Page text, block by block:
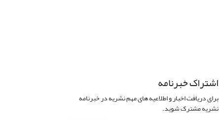
اشتراک خبرنامه
برای دریافت اخبار و اطلاعیه های مهم نشریه در خبرنامه
نشریه مشترک شوید.